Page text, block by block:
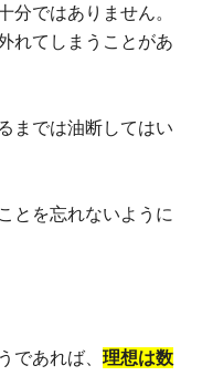
分ではありません。
れてしまうことがあ
までは油断してはい
とを忘れないように
であれば、理想は数